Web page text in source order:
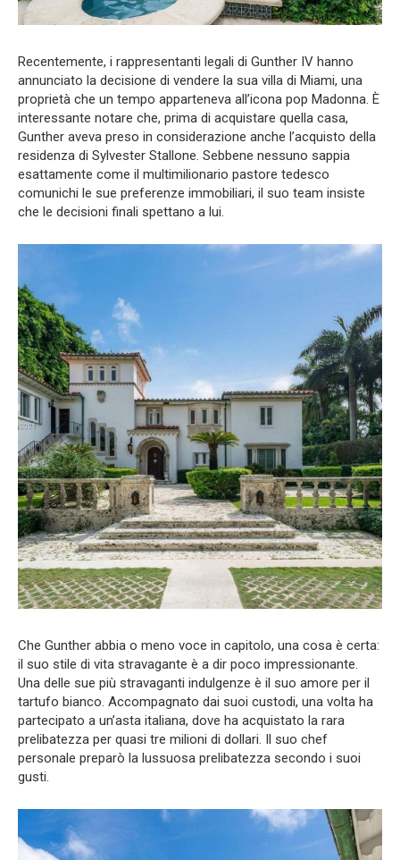
Recentemente, i rappresentanti legali di Gunther IV hanno
annunciato la decisione di vendere la sua villa di Miami, una
proprietà che un tempo apparteneva all’icona pop Madonna. È
interessante notare che, prima di acquistare quella casa,
Gunther aveva preso in considerazione anche l’acquisto della
residenza di Sylvester Stallone. Sebbene nessuno sappia
esattamente come il multimilionario pastore tedesco
comunichi le sue preferenze immobiliari, il suo team insiste
che le decisioni finali spettano a lui.
Che Gunther abbia o meno voce in capitolo, una cosa è certa:
il suo stile di vita stravagante è a dir poco impressionante.
Una delle sue più stravaganti indulgenze è il suo amore per il
tartufo bianco. Accompagnato dai suoi custodi, una volta ha
partecipato a un’asta italiana, dove ha acquistato la rara
prelibatezza per quasi tre milioni di dollari. Il suo chef
personale preparò la lussuosa prelibatezza secondo i suoi
gusti.